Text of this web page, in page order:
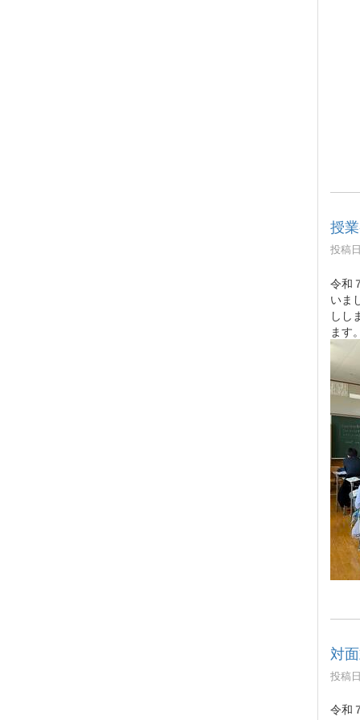
授
投稿
令和
いま
しし
ます
対
投稿
令和